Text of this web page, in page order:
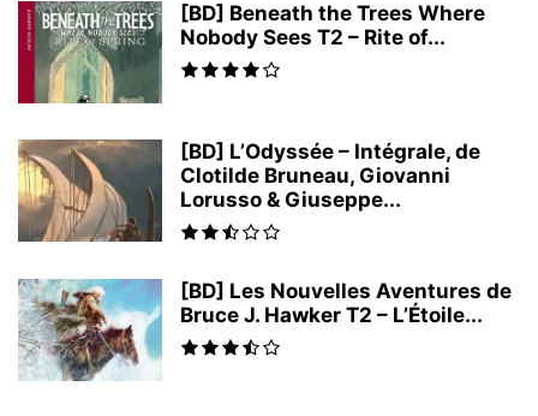
[BD] Beneath the Trees Where
Nobody Sees T2 – Rite of...
[BD] L’Odyssée – Intégrale, de
Clotilde Bruneau, Giovanni
Lorusso & Giuseppe...
[BD] Les Nouvelles Aventures de
Bruce J. Hawker T2 – L’Étoile...